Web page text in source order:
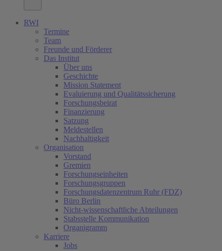
RWI
Termine
Team
Freunde und Förderer
Das Institut
Über uns
Geschichte
Mission Statement
Evaluierung und Qualitätssicherung
Forschungsbeirat
Finanzierung
Satzung
Meldestellen
Nachhaltigkeit
Organisation
Vorstand
Gremien
Forschungseinheiten
Forschungsgruppen
Forschungsdatenzentrum Ruhr (FDZ)
Büro Berlin
Nicht-wissenschaftliche Abteilungen
Stabsstelle Kommunikation
Organigramm
Karriere
Jobs